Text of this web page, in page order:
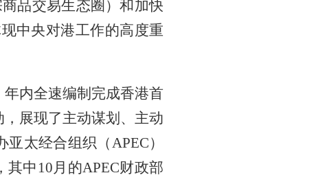
品交易生态圈）和加快
中央对港工作的高度重
内全速编制完成香港首
展现了主动谋划、主动
太经合组织（APEC）
中10月的APEC财政部